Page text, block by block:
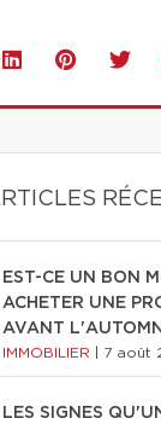
EST-CE UN BON
ACHETER UNE
AVANT
IMMOBILIER 7 août
LES SIGNES